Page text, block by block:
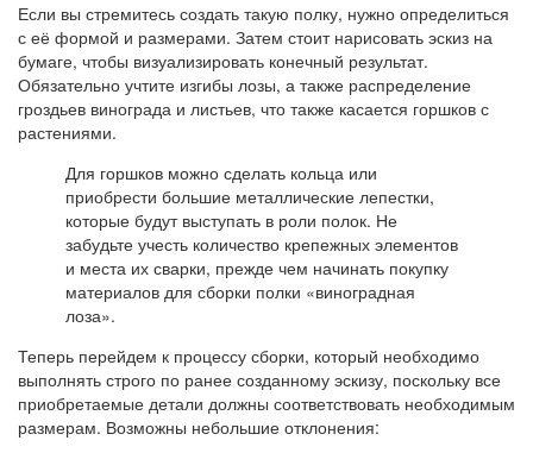
Если вы стремитесь создать такую полку, нужно определиться
с её формой и размерами. Затем стоит нарисовать эскиз на
бумаге, чтобы визуализировать конечный результат.
Обязательно учтите изгибы лозы, а также распределение
гроздьев винограда и листьев, что также касается горшков с
растениями.
Для горшков можно сделать кольца или
приобрести большие металлические лепестки,
которые будут выступать в роли полок. Не
забудьте учесть количество крепежных элементов
и места их сварки, прежде чем начинать покупку
материалов для сборки полки «виноградная
лоза».
Теперь перейдем к процессу сборки, который необходимо
выполнять строго по ранее созданному эскизу, поскольку все
приобретаемые детали должны соответствовать необходимым
размерам. Возможны небольшие отклонения: